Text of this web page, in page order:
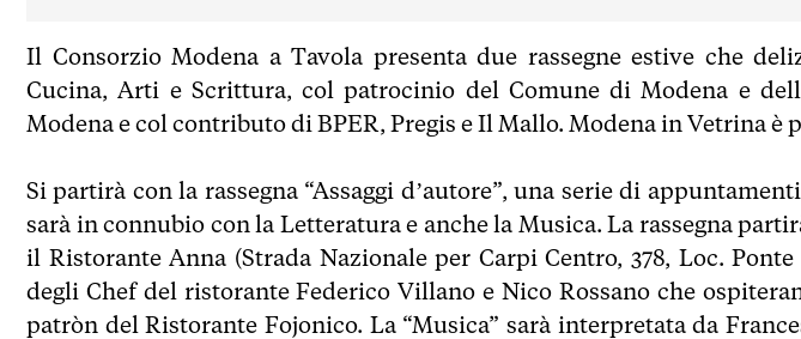
Il Consorzio Modena a Tavola presenta due rassegne estive che
Cucina, Arti e Scrittura, col patrocinio del Comune di Modena e
Modena e col contributo di BPER, Pregis e Il Mallo. Modena in Vetrina è
Si partirà con la rassegna “Assaggi d’autore”, una serie di
sarà in connubio con la Letteratura e anche la Musica. La rassegna
il Ristorante Anna (Strada Nazionale per Carpi Centro, 378, Loc.
degli Chef del ristorante Federico Villano e Nico Rossano che
patròn del Ristorante Fojonico. La “Musica” sarà interpretata da